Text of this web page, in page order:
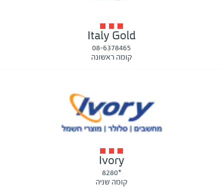
Italy Gold
08-6378465
קומה ראשונה
Ivory
*8280
קומה שניה